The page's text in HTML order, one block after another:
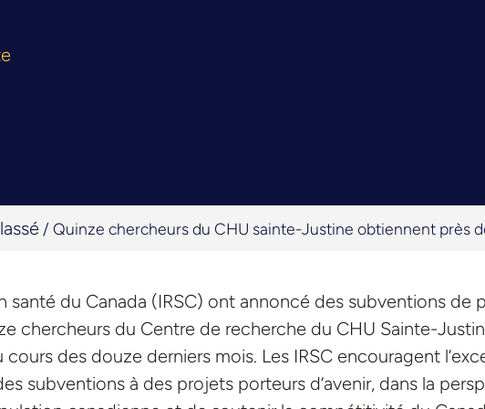
/ Quinze chercheurs du CHU sainte-Justine obtiennent près
santé du Canada (IRSC) ont annoncé des subventions de
chercheurs du Centre de recherche du CHU Sainte-
cours des douze derniers mois. Les IRSC encouragent
subventions à des projets porteurs d’avenir, dans la